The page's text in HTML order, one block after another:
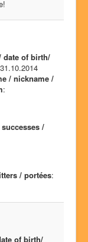
date of birth/
/ nickname /
:
/
/ portées:
of birth/